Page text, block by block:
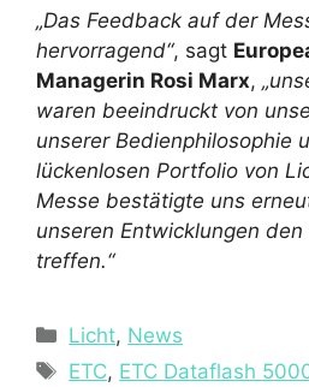
„Das Feedback auf der
hervorragend“, sagt
Managerin Rosi Marx,
waren beeindruckt von
unserer Bedienphilosophie
lückenlosen Portfolio von
Messe bestätigte uns
unseren Entwicklungen
treffen.“
Kategorien
Licht, News
Schlagwörter
ETC, ETC Dataflash